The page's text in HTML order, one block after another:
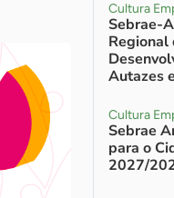
Cultura
Sebrae-
Regional
Autazes
Cultura
Sebrae
para o
2027/